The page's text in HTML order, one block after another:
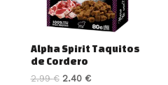
Alpha Spirit Taquitos
de Cordero
2.99€ 2.40 €